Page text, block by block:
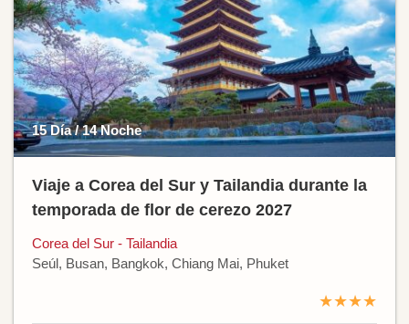
15 Día / 14 Noche
Viaje a Corea del Sur y Tailandia durante la
temporada de flor de cerezo 2027
Corea del Sur - Tailandia
Seúl, Busan, Bangkok, Chiang Mai, Phuket
★★★★